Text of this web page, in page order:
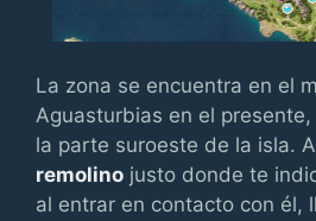
La zona se encuentra en el
Aguasturbias en el
la parte suroeste de la isla.
remolino justo donde te
al entrar en contacto con él,